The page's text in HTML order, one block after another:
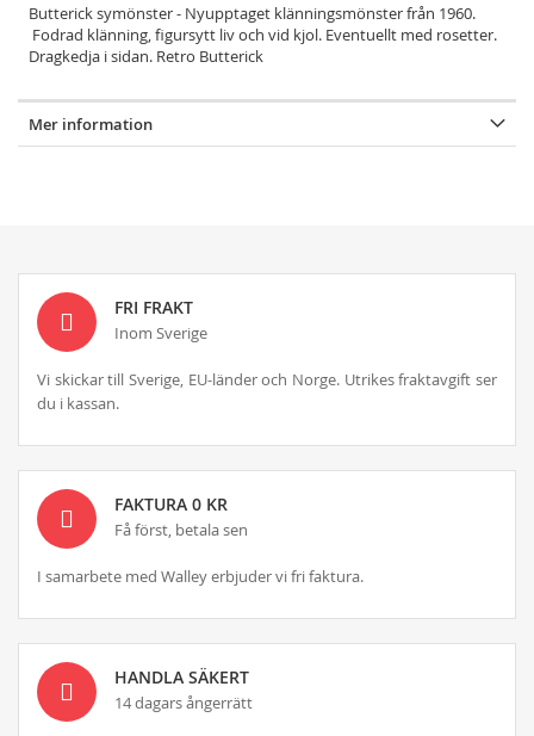
Butterick symönster - Nyupptaget klänningsmönster från 1960.
Fodrad klänning, figursytt liv och vid kjol. Eventuellt med rosetter.
Dragkedja i sidan. Retro Butterick
Mer information
FRI FRAKT
Inom Sverige
Vi skickar till Sverige, EU-länder och Norge. Utrikes fraktavgift ser
du i kassan.
FAKTURA 0 KR
Få först, betala sen
I samarbete med Walley erbjuder vi fri faktura.
HANDLA SÄKERT
14 dagars ångerrätt